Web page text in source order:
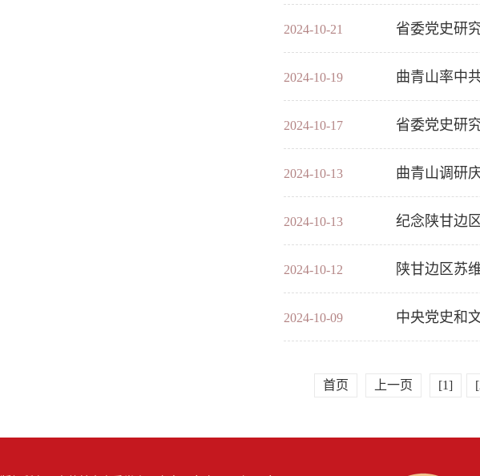
2024-10-21 省委党史研
2024-10-19 曲青山率中
2024-10-17 省委党史研
2024-10-13 曲青山调研
2024-10-13 纪念陕甘边
2024-10-12 陕甘边区苏
2024-10-09 中央党史和
首页 上一页 [1]